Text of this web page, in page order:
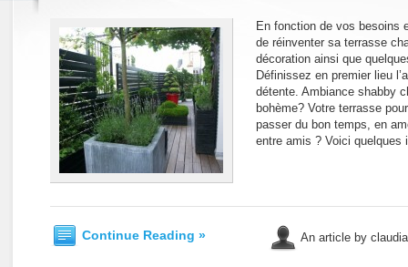
En fonction de vos besoins
de réinventer sa terrasse
décoration ainsi que
Définissez en premier lieu
détente. Ambiance shabby
bohème? Votre terrasse
passer du bon temps, en
entre amis ? Voici
Continue Reading » An article by